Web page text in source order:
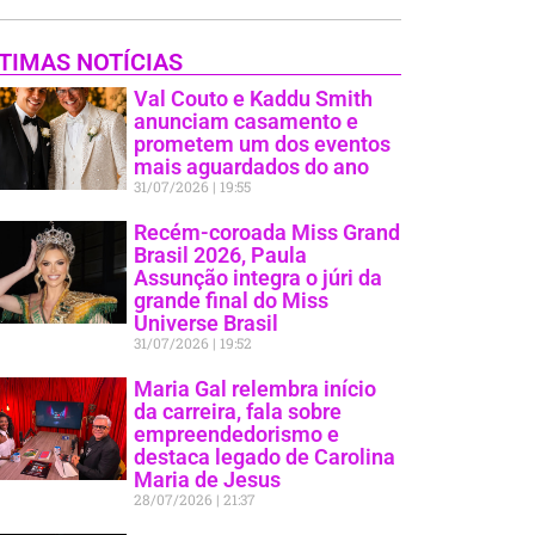
NOTÍCIAS
Val Couto e Kaddu Smith
anunciam casamento e
prometem um dos eventos
mais aguardados do ano
31/07/2026 19:55
Recém-coroada Miss Grand
Brasil 2026, Paula
Assunção integra o júri da
grande final do Miss
Universe Brasil
31/07/2026 19:52
Maria Gal relembra início
da carreira, fala sobre
empreendedorismo e
destaca legado de Carolina
Maria de Jesus
28/07/2026 21:37